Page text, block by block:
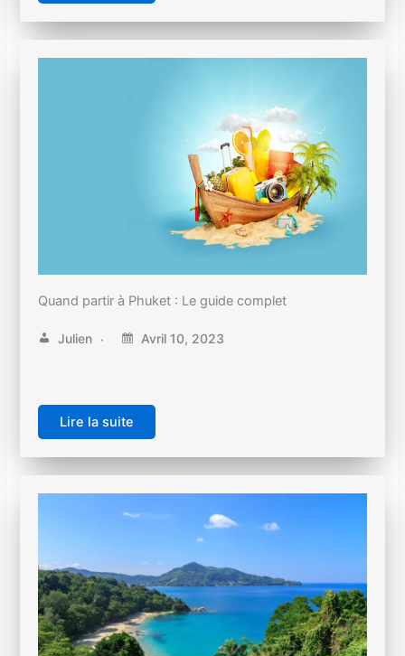
Quand partir à Phuket : Le guide complet
Julien Avril 10, 2023
Lire la suite